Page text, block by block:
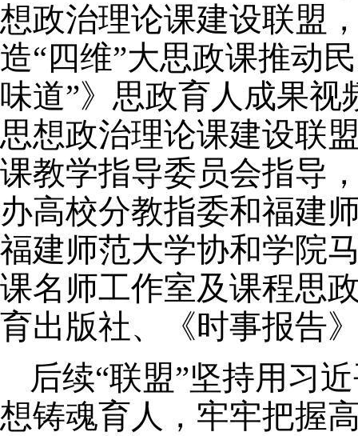
想政治理论课建设联盟
造“四维”大思政课推动
味道”》 思政育人成果视
思想政治理论课建设联
课教学指导委员会指导
办高校分教指委和福建
福建师范大学协和学院
课名师工作室及课程思
育出版社、《时事报告
后续“联盟”坚持用习
想铸魂育人，牢牢把握